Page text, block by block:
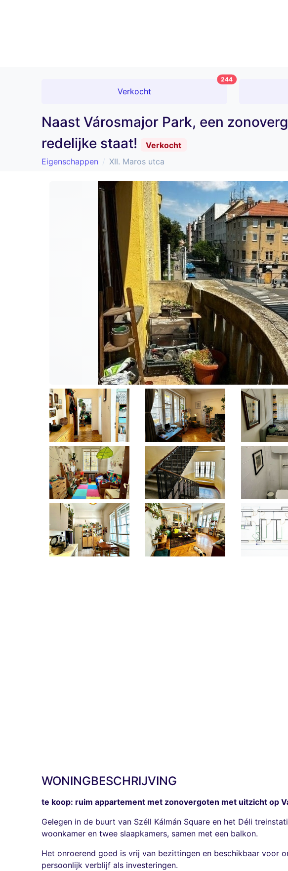
Verkocht
244
Naast Városmajor Park, een
redelijke staat!
Verkocht
Eigenschappen
XII. Maros utca
WONINGBESCHRIJVING
te koop: ruim appartement met zonovergoten met uitzicht op
Gelegen in de buurt van Széll Kálmán Square en het Déli
woonkamer en twee slaapkamers, samen met een balkon.
Het onroerend goed is vrij van bezittingen en beschikbaar voor
persoonlijk verblijf als investeringen.